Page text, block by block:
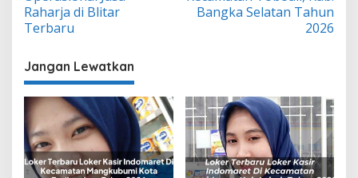
Raharja di Blitar
Terbaru
Bangka Selatan Tahun
2026
Jangan Lewatkan